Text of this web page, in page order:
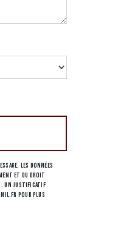
Les données
et du droit
. Un justificatif
pour plus